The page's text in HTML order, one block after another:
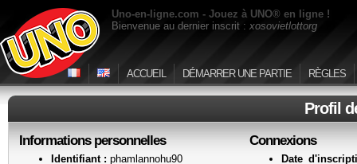
Uno-en-ligne.com - Jouez à UNO® en ligne !
Bienvenue au dernier inscrit : xosovietlottorg
ACCUEIL DÉMARRER UNE PARTIE RÈGLES
Profil
Informations personnelles
Identifiant : phamlannohu90
Connexions
Date